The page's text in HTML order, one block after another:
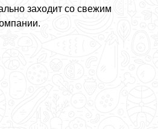
заходит со свежим